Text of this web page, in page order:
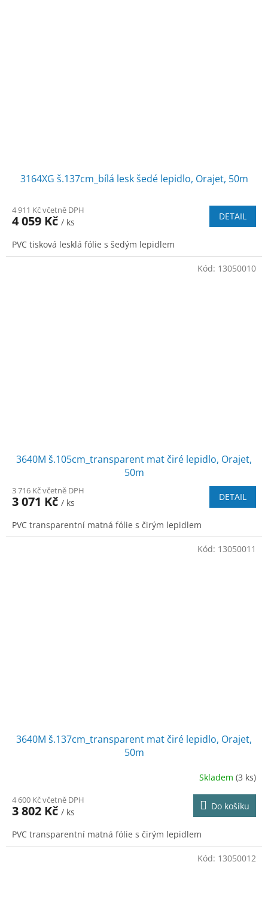
3164XG š.137cm_bílá lesk šedé lepidlo, Orajet, 50m
4 911 Kč včetně DPH
4 059 Kč / ks
DETAIL
PVC tisková lesklá fólie s šedým lepidlem
3640M š.105cm_transparent mat čiré lepidlo, Orajet,
50m
3 716 Kč včetně DPH
3 071 Kč / ks
DETAIL
PVC transparentní matná fólie s čirým lepidlem
Kód: 13050010
3640M š.137cm_transparent mat čiré lepidlo, Orajet,
50m
Skladem (3 ks)
4 600 Kč včetně DPH
3 802 Kč / ks
Do košíku
PVC transparentní matná fólie s čirým lepidlem
Kód: 13050011
Kód: 13050012